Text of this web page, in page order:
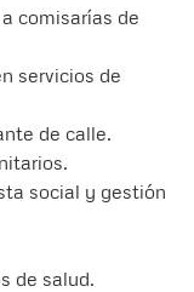
comisarías de
servicios de
de calle.
social y gestión
de salud.